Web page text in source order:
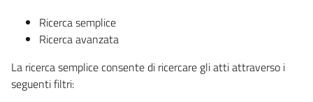
Ricerca semplice
Ricerca avanzata
La ricerca semplice consente di ricercare gli atti attraverso i
seguenti filtri: